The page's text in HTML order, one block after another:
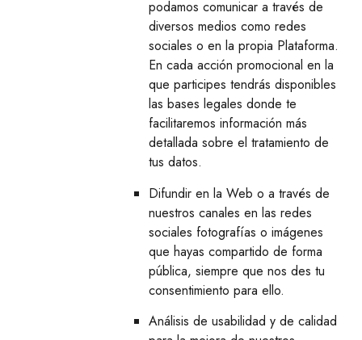
podamos comunicar a través de
diversos medios como redes
sociales o en la propia Plataforma.
En cada acción promocional en la
que participes tendrás disponibles
las bases legales donde te
facilitaremos información más
detallada sobre el tratamiento de
tus datos.
Difundir en la Web o a través de
nuestros canales en las redes
sociales fotografías o imágenes
que hayas compartido de forma
pública, siempre que nos des tu
consentimiento para ello.
Análisis de usabilidad y de calidad